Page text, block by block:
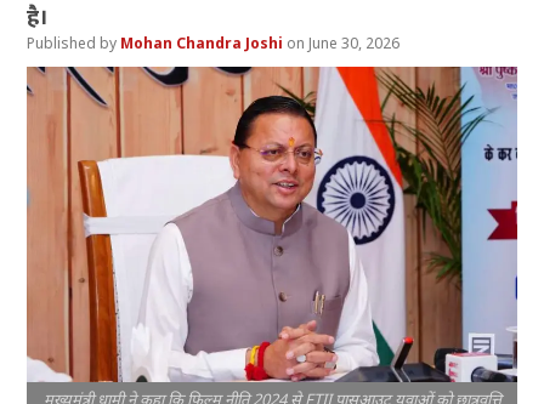
है।
Mohan Chandra Joshi June 30, 2026
मुख्यमंत्री धामी ने कहा कि फिल्म नीति 2024 से FTII पासआउट युवाओं को छात्रवृत्ति